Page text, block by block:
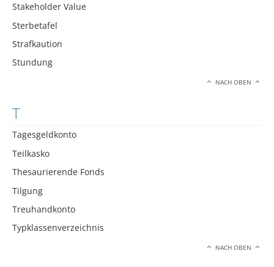
Stakeholder Value
Sterbetafel
Strafkaution
Stundung
NACH OBEN
T
Tagesgeldkonto
Teilkasko
Thesaurierende Fonds
Tilgung
Treuhandkonto
Typklassenverzeichnis
NACH OBEN